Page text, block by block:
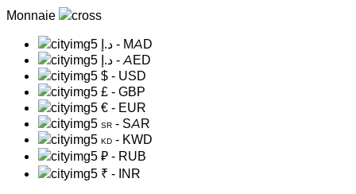
Monnaie
د.إ - MAD
د.إ - AED
$ - USD
£ - GBP
€ - EUR
SR - SAR
KD - KWD
₽ - RUB
₹ - INR